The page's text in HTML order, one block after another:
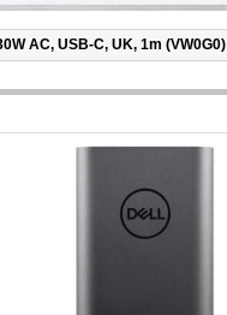
AC, USB-C, UK, 1m (VW0G0)